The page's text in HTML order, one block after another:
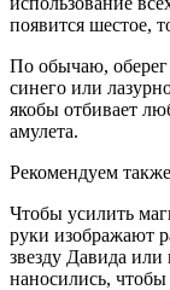
появится шестое,
По обычаю,
синего или
якобы отбивает
амулета.
Рекомендуем
Чтобы усилить
руки изображают
звезду Давида
наносились, чтобы